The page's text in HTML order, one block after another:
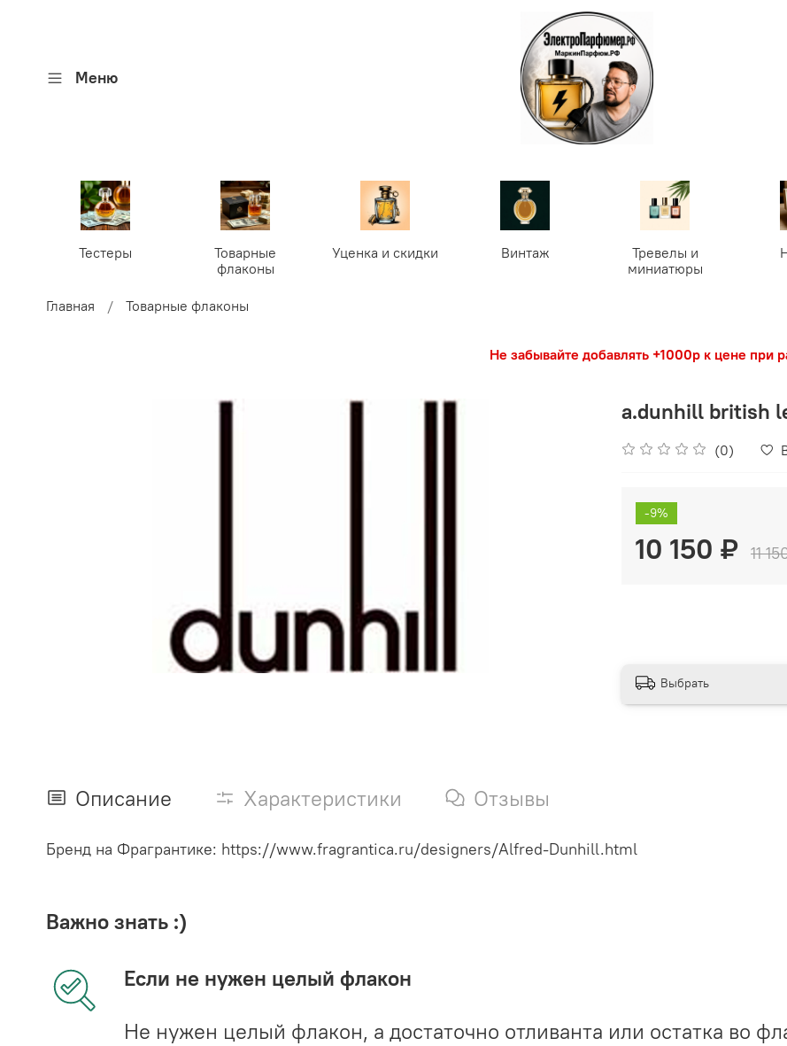
Меню
Тестеры
Товарные
флаконы
Уценка и скидки Винтаж
Тревелы и
миниатюры
Главная Товарные флаконы
Не забывайте добавлять +1000р к цене
a.dunhill british
(0)
-9%
10 150 ₽ 11
Выбрать
Описание Характеристики Отзывы
Бренд на Фрагрантике: https://www.fragrantica.ru/designers/Alfred-Dunhill.html
Важно знать :)
Если не нужен целый флакон
Не нужен целый флакон, а достаточно отливанта или остатка во